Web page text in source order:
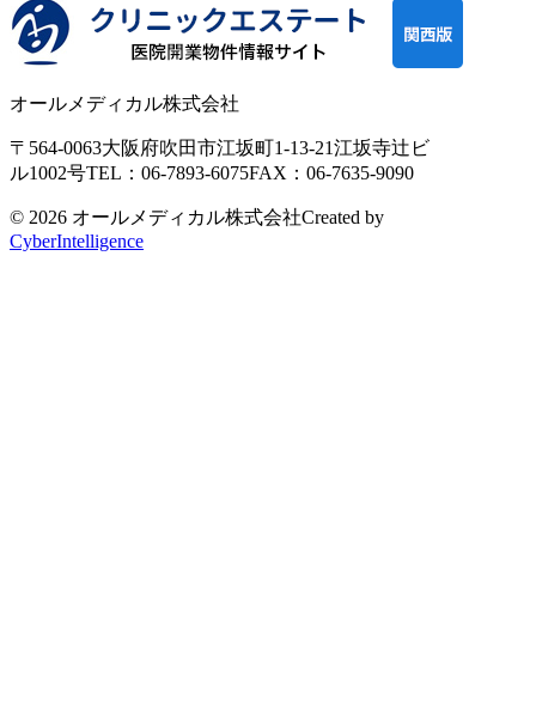
オールメディカル株式会社
〒564-0063大阪府吹田市江坂町1-13-21江坂寺辻ビ
ル1002号TEL：06-7893-6075FAX：06-7635-9090
© 2026 オールメディカル株式会社Created by
CyberIntelligence